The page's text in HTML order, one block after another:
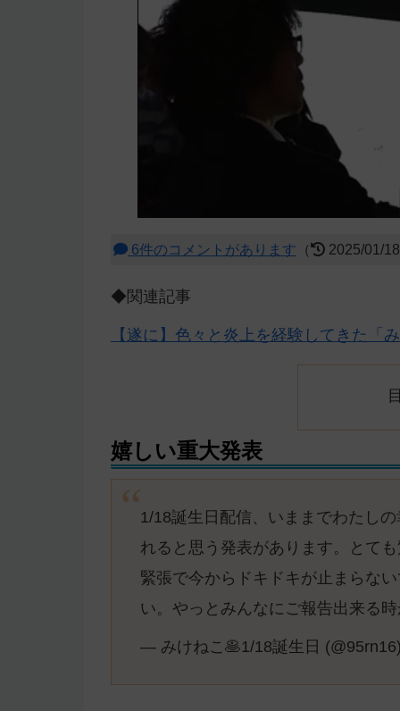
6件のコメントがあります （ 2025/01/
◆関連記事
【遂に】色々と炎上を経験してきた「
嬉しい重大発表
1/18誕生日配信、いままでわたし
れると思う発表があります。とて
緊張で今からドキドキが止まらな
い。やっとみんなにご報告出来る
— みけねこ🥞1/18誕生日